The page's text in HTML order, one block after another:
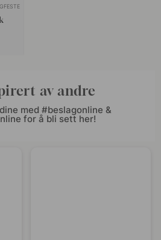
av andre
med #beslagonline &
for å bli sett her!